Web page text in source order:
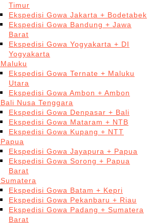
Timur
Ekspedisi Gowa Jakarta + Bodetabek
Ekspedisi Gowa Bandung + Jawa
Barat
Ekspedisi Gowa Yogyakarta + DI
Yogyakarta
Ekspedisi Gowa Ternate + Maluku
Utara
Ekspedisi Gowa Ambon + Ambon
Nusa Tenggara
Ekspedisi Gowa Denpasar + Bali
Ekspedisi Gowa Mataram + NTB
Ekspedisi Gowa Kupang + NTT
Ekspedisi Gowa Jayapura + Papua
Ekspedisi Gowa Sorong + Papua
Barat
Ekspedisi Gowa Batam + Kepri
Ekspedisi Gowa Pekanbaru + Riau
Ekspedisi Gowa Padang + Sumatera
Barat